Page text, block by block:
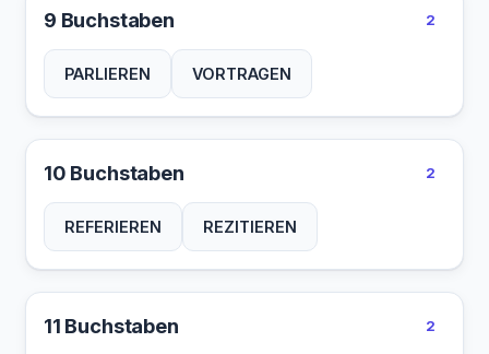
9 Buchstaben 2
PARLIEREN VORTRAGEN
10 Buchstaben 2
REFERIEREN REZITIEREN
11 Buchstaben 2